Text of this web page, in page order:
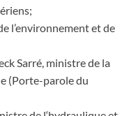
l’environnement et de
Sarré, ministre de la
(Porte-parole du